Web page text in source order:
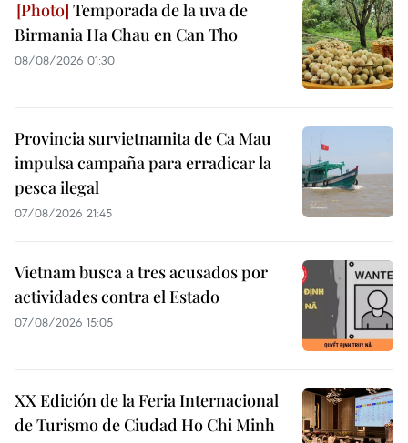
Temporada de la uva de
Birmania Ha Chau en Can Tho
08/08/2026 01:30
Provincia survietnamita de Ca Mau
impulsa campaña para erradicar la
pesca ilegal
07/08/2026 21:45
Vietnam busca a tres acusados por
actividades contra el Estado
07/08/2026 15:05
XX Edición de la Feria Internacional
de Turismo de Ciudad Ho Chi Minh